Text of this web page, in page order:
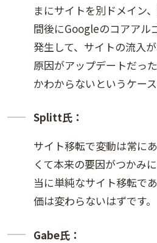
まにサイトを別ドメイン
間後にGoogleのコアアル
発生して、サイトの流入
原因がアップデートだっ
かわからないというケー
Splitt氏：
サイト移転で変動は常に
くて本来の要因がつかみ
当に単純なサイト移転で
価は変わらないはずです。
Gabe氏：